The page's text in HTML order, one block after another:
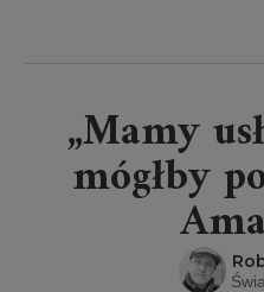
„Mamy
mógłby